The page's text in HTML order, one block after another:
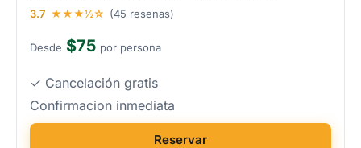
3.7 ★★★½☆ (45 resenas)
Desde $75 por persona
✓ Cancelación gratis
Confirmacion inmediata
Reservar